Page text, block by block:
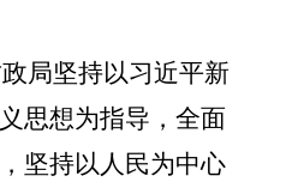
局坚持以习近平新
思想为指导，全面
坚持以人民为中心